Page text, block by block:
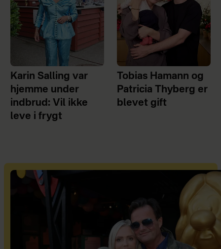
Karin Salling var
hjemme under
indbrud: Vil ikke
leve i frygt
Tobias Hamann og
Patricia Thyberg er
blevet gift